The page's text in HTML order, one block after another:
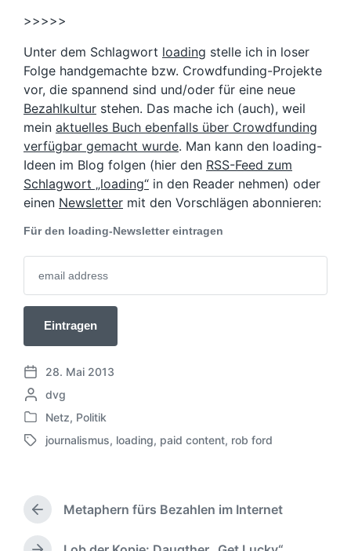
>>>>>
Unter dem Schlagwort loading stelle ich in loser
Folge handgemachte bzw. Crowdfunding-Projekte
vor, die spannend sind und/oder für eine neue
Bezahlkultur stehen. Das mache ich (auch), weil
mein aktuelles Buch ebenfalls über Crowdfunding
verfügbar gemacht wurde. Man kann den loading-
Ideen im Blog folgen (hier den RSS-Feed zum
Schlagwort „loading“ in den Reader nehmen) oder
einen Newsletter mit den Vorschlägen abonnieren:
Für den loading-Newsletter eintragen
V
e
r
f
t
i
28. Mai 2013
G
e
c
e
e
dvg
V
e
f
e
n
Netz, Politik
S
a
w
journalismus, loading, paid content, rob ford
V
o
r
Metaphern fürs Bezahlen im Internet